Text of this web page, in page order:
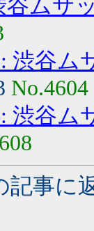
谷ムサ
渋谷ム
No.4604
渋谷ム
記事に